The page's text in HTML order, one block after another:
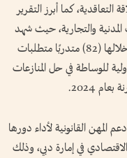
كما أبرز التقرير
والتجارية، حيث شهد
عام 2025 تنفيذ أربع جولات جديدة استكمل خلالها (82) متدربًا متطلبات
للوساطة في حل المنازعات
المهن القانونية لأداء دورها
في إمارة دبي، وذلك